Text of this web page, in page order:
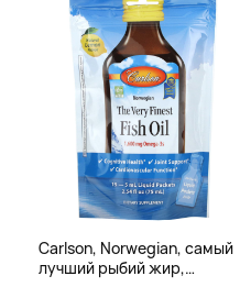
Carlson, Norwegian, самый
лучший рыбий жир,